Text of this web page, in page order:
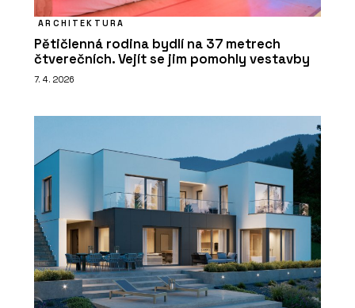
ARCHITEKTURA
Pětičlenná rodina bydlí na 37 metrech
čtverečních. Vejít se jim pomohly vestavby
7. 4. 2026